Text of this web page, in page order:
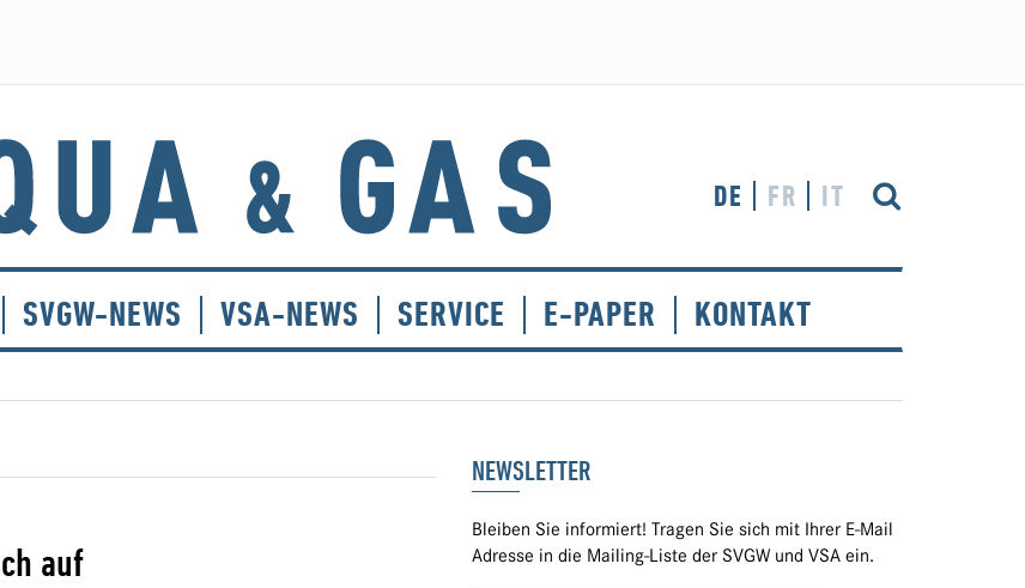
DE FR IT
SVGW-NEWS VSA-NEWS SERVICE E-PAPER KONTAKT
auf
NEWSLETTER
Bleiben Sie informiert! Tragen Sie sich mit Ihrer E-Mail
Adresse in die Mailing-Liste der SVGW und VSA ein.